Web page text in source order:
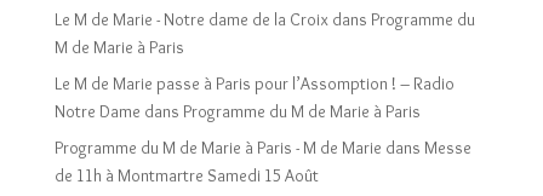
Le M de Marie - Notre dame de la Croixdans Programme du
M de Marie à Paris
Le M de Marie passe à Paris pour l’Assomption ! – Radio
Notre Dame dans Programme du M de Marie à Paris
Programme du M de Marie à Paris - M de Marie dans Messe
de 11h à Montmartre Samedi 15 Août